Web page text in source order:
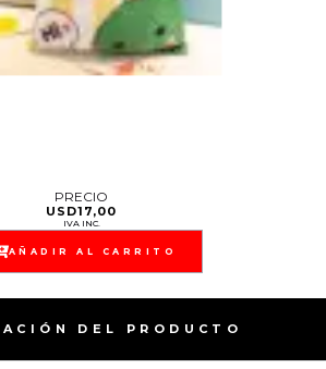
PRECIO
USD17,00
IVA INC.
AÑADIR AL CARRITO
DEL PRODUCTO